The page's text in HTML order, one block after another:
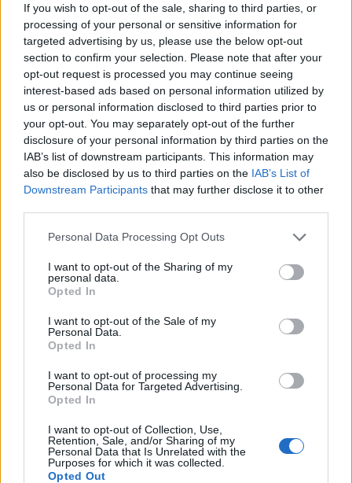
If you wish to opt-out of the sale, sharing to third parties, or
processing of your personal or sensitive information for
targeted advertising by us, please use the below opt-out
section to confirm your selection. Please note that after your
opt-out request is processed you may continue seeing
interest-based ads based on personal information utilized by
us or personal information disclosed to third parties prior to
your opt-out. You may separately opt-out of the further
disclosure of your personal information by third parties on the
IAB’s list of downstream participants. This information may
also be disclosed by us to third parties on the IAB’s List of
Downstream Participants that may further disclose it to other
Please note that this website/app uses one or more Google
not limited to your visit or usage behaviour. You may click to
grant or deny consent to Google and its third-party tags to
use your data for below specified purposes in below Google
consent section.
Personal Data Processing Opt Outs
I want to opt-out of the Sharing of my
personal data.
Opted In
I want to opt-out of the Sale of my
Personal Data.
Opted In
I want to opt-out of processing my
Personal Data for Targeted Advertising.
Opted In
I want to opt-out of Collection, Use,
Retention, Sale, and/or Sharing of my
Personal Data that Is Unrelated with the
Purposes for which it was collected.
Opted Out
felvázolódik egy korrajz, a rövid szövegeken,
töredékeken keresztül szépen apró sétákat
teszünk az E.P. világegyetemben. Ahol
minden újra és újra érvényét veszíti és nyeri,
a szellem körforgása az örökkévalóságban,
benne megannyi |irodalmi| középpel:
Goethe, Kafka, meg a magyarok…
Miért jó, miért kell E.P. szövegsétákat tenni?
Mert az oldhatatlan érdeklődés az, ami a
szellemet itt tartja, köztünk. Akkor marad
friss, ha kitesszük, közzétesszük vagy csak
elmerülünk benne.
“patetikus”.
SZÖVEGSÉTÁK ESTERHÁZYVAL
június 6, 19:00
Petőfi Irodalmi Múzeum
AKIK A SOROK KÖZÖTT SÉTÁLNAK:
BÁLINT ANDRÁS